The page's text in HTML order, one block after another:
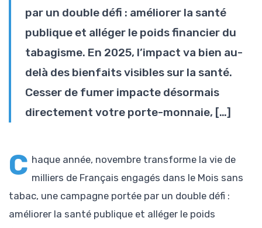
par un double défi : améliorer la santé
publique et alléger le poids financier du
tabagisme. En 2025, l’impact va bien au-
delà des bienfaits visibles sur la santé.
Cesser de fumer impacte désormais
directement votre porte-monnaie, […]
C haque année, novembre transforme la vie de
milliers de Français engagés dans le Mois sans
tabac, une campagne portée par un double défi :
améliorer la santé publique et alléger le poids